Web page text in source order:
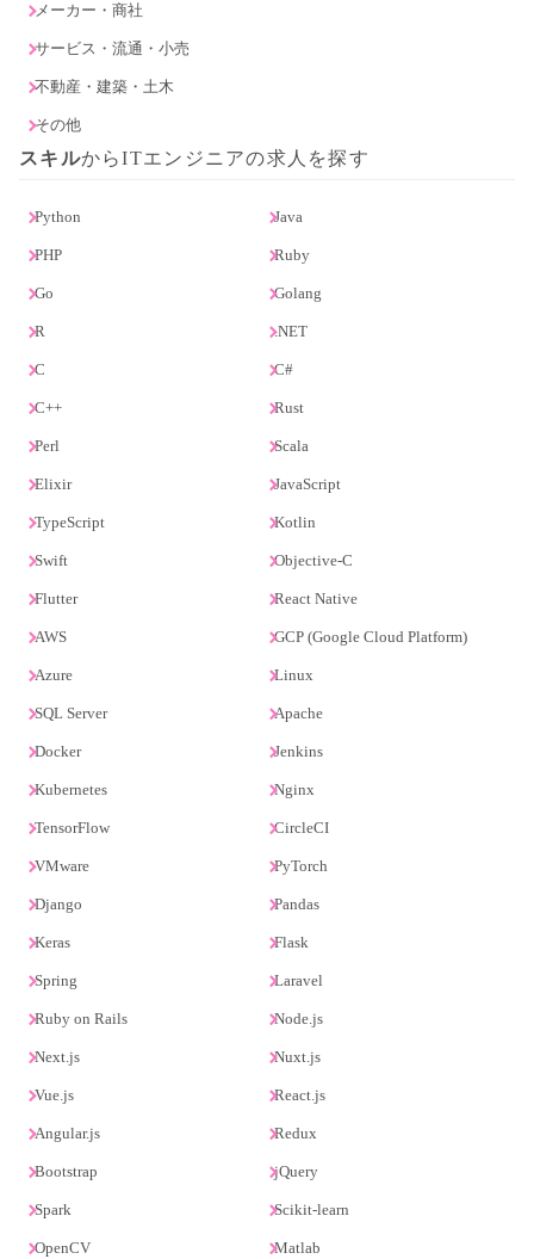
メーカー・商社
サービス・流通・小売
不動産・建築・土木
その他
スキルからITエンジニアの求人を探す
Python Java
PHP Ruby
Go Golang
R .NET
C C#
C++ Rust
Perl Scala
Elixir JavaScript
TypeScript Kotlin
Swift Objective-C
Flutter React Native
AWS GCP (Google Cloud Platform)
Azure Linux
SQL Server Apache
Docker Jenkins
Kubernetes Nginx
TensorFlow CircleCI
VMware PyTorch
Django Pandas
Keras Flask
Spring Laravel
Ruby on Rails Node.js
Next.js Nuxt.js
Vue.js React.js
Angular.js Redux
Bootstrap jQuery
Spark Scikit-learn
OpenCV Matlab